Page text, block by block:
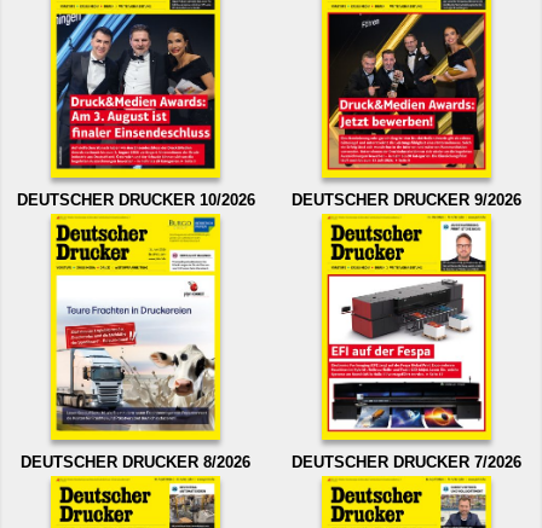
DEUTSCHER DRUCKER 10/2026 DEUTSCHER DRUCKER 9/2026
DEUTSCHER DRUCKER 8/2026 DEUTSCHER DRUCKER 7/2026